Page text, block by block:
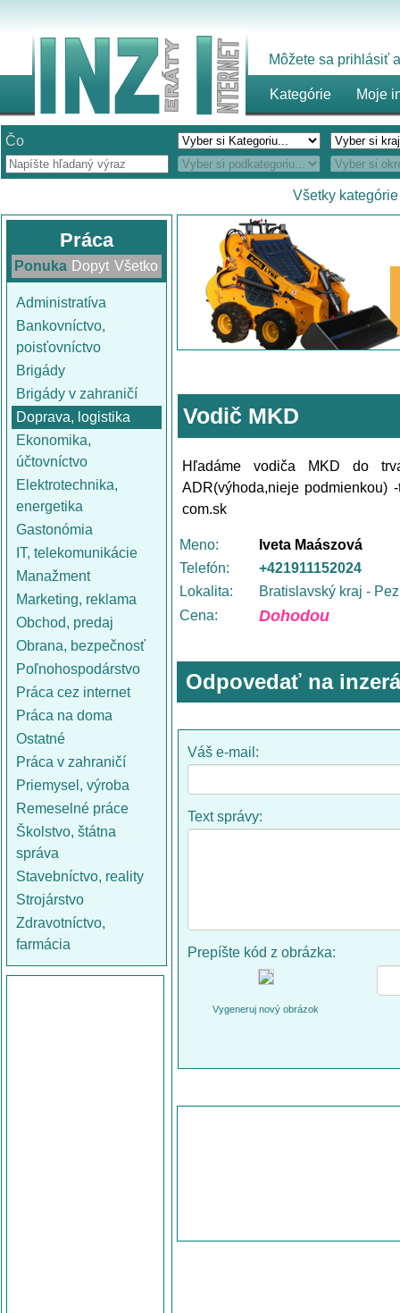
Môžete sa prihlásiť
Kategórie Moje
Čo
Všetky kategórie
Práca
Ponuka Dopyt Všetko
Administratíva
Bankovníctvo,
poisťovníctvo
Brigády
Brigády v zahraničí
Doprava, logistika
Ekonomika,
účtovníctvo
Elektrotechnika,
energetika
Gastonómia
IT, telekomunikácie
Manažment
Marketing, reklama
Obchod, predaj
Obrana, bezpečnosť
Poľnohospodárstvo
Práca cez internet
Práca na doma
Ostatné
Práca v zahraničí
Priemysel, výroba
Remeselné práce
Školstvo, štátna
správa
Stavebníctvo, reality
Strojárstvo
Zdravotníctvo,
farmácia
Vodič MKD
Hľadáme vodiča MKD do
ADR(výhoda,nieje podmienkou)
com.sk
Meno:
Iveta Maászová
Telefón:
+421911152024
Lokalita:
Bratislavský kraj -
Cena:
Dohodou
Odpovedať na
Váš e-mail:
Text správy:
Prepíšte kód z obrázka:
Vygeneruj nový obrázok